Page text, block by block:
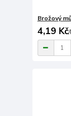
Brožový
4,19 Kč/